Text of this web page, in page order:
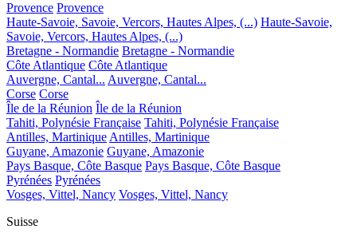
Provence Provence
Haute-Savoie, Savoie, Vercors, Hautes Alpes, (...) Haute-Savoie,
Savoie, Vercors, Hautes Alpes, (...)
Bretagne - Normandie Bretagne - Normandie
Côte Atlantique Côte Atlantique
Auvergne, Cantal... Auvergne, Cantal...
Corse Corse
Île de la Réunion Île de la Réunion
Tahiti, Polynésie Française Tahiti, Polynésie Française
Antilles, MartiniqueAntilles, Martinique
Guyane, Amazonie Guyane, Amazonie
Pays Basque, Côte Basque Pays Basque, Côte Basque
Pyrénées Pyrénées
Vosges, Vittel, Nancy Vosges, Vittel, Nancy
Suisse